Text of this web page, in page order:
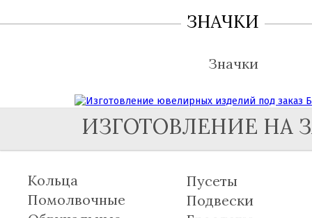
ЗНАЧКИ
Значки
ИЗГОТОВЛЕНИЕ НА
Кольца
Помолвочные
Пусеты
Подвески